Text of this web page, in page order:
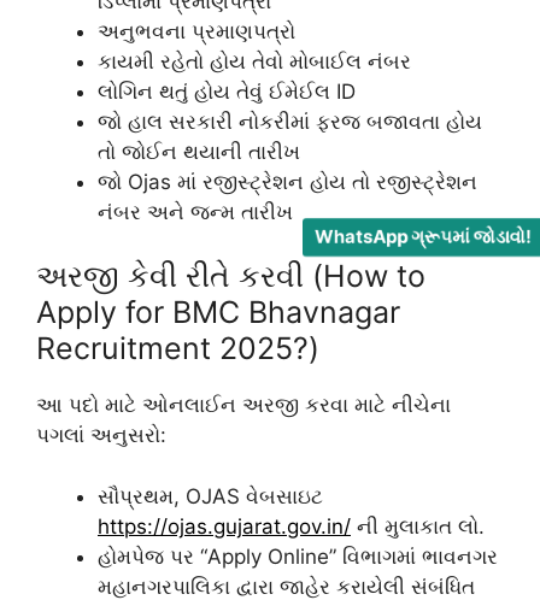
અનુભવના પ્રમાણપત્રો
કાયમી રહેતો હોય તેવો મોબાઈલ નંબર
લોગિન થતું હોય તેવું ઈમેઈલ ID
જો હાલ સરકારી નોકરીમાં ફરજ બજાવતા હોય
તો જોઈન થયાની તારીખ
જો Ojas માં રજીસ્ટ્રેશન હોય તો રજીસ્ટ્રેશન
નંબર અને જન્મ તારીખ
અરજી કેવી રીતે કરવી (How to
Apply for BMC Bhavnagar
Recruitment 2025?)
આ પદો માટે ઓનલાઈન અરજી કરવા માટે નીચેના
પગલાં અનુસરો:
સૌપ્રથમ, OJAS વેબસાઇટ
https://ojas.gujarat.gov.in/ ની મુલાકાત લો.
હોમપેજ પર “Apply Online” વિભાગમાં ભાવનગર
મહાનગરપાલિકા દ્વારા જાહેર કરાયેલી સંબંધિત
WhatsApp ગ્રૂપમાં જોડાવો!